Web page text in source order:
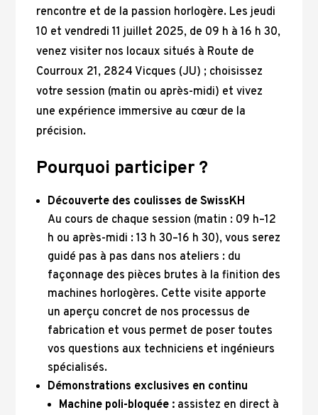
rencontre et de la passion horlogère. Les jeudi
10 et vendredi 11 juillet 2025, de 09 h à 16 h 30,
venez visiter nos locaux situés à Route de
Courroux 21, 2824 Vicques (JU) ; choisissez
votre session (matin ou après-midi) et vivez
une expérience immersive au cœur de la
précision.
Pourquoi participer ?
Découverte des coulisses de SwissKH
Au cours de chaque session (matin : 09 h–12
h ou après-midi : 13 h 30–16 h 30), vous serez
guidé pas à pas dans nos ateliers : du
façonnage des pièces brutes à la finition des
machines horlogères. Cette visite apporte
un aperçu concret de nos processus de
fabrication et vous permet de poser toutes
vos questions aux techniciens et ingénieurs
spécialisés.
Démonstrations exclusives en continu
Machine poli-bloquée : assistez en direct à